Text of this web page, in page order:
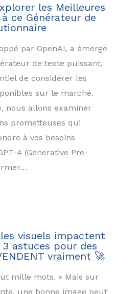
les Meilleures
ce Générateur de
par OpenAI, a émergé
de texte puissant,
de considérer les
sur le marché.
nous allons examiner
prometteuses qui
à vos besoins
4 (Generative Pre-
visuels impactent
astuces pour des
vraiment 🚀
mille mots. » Mais sur
une bonne image peut